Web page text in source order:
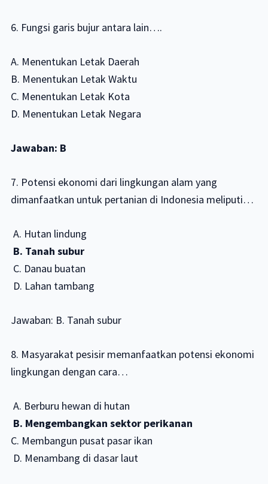
6. Fungsi garis bujur antara lain….
A. Menentukan Letak Daerah
B. Menentukan Letak Waktu
C. Menentukan Letak Kota
D. Menentukan Letak Negara
Jawaban: B
7. Potensi ekonomi dari lingkungan alam yang
dimanfaatkan untuk pertanian di Indonesia meliputi…
A. Hutan lindung
B. Tanah subur
C. Danau buatan
D. Lahan tambang
Jawaban: B. Tanah subur
8. Masyarakat pesisir memanfaatkan potensi ekonomi
lingkungan dengan cara…
A. Berburu hewan di hutan
B. Mengembangkan sektor perikanan
C. Membangun pusat pasar ikan
D. Menambang di dasar laut